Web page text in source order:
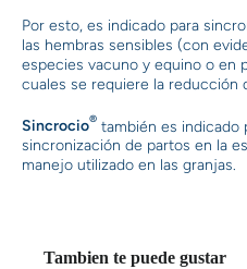
Por esto, es indicado para
las hembras sensibles (con
especies vacuno y equino o en
cuales se requiere la reducción
Sincrocio® también es indicado
sincronización de partos en la
manejo utilizado en las granjas.
Tambien te puede gustar